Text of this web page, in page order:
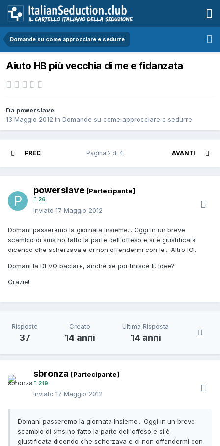
Domande su come approcciare e sedurre
Aiuto HB più vecchia di me e fidanzata
Da powerslave
13 Maggio 2012 in Domande su come approcciare e sedurre
PREC AVANTI
Pagina 2 di 4
powerslave [Partecipante]
26
Inviato 17 Maggio 2012
Domani passeremo la giornata insieme... Oggi in un breve
scambio di sms ho fatto la parte dell'offeso e si è giustificata
dicendo che scherzava e di non offendermi con lei.. Altro IOI.
Domani la DEVO baciare, anche se poi finisce li. Idee?
Grazie!
Risposte
37
Creato
14 anni
Ultima Risposta
14 anni
sbronza [Partecipante]
219
Inviato 17 Maggio 2012
Domani passeremo la giornata insieme... Oggi in un breve
scambio di sms ho fatto la parte dell'offeso e si è
giustificata dicendo che scherzava e di non offendermi con